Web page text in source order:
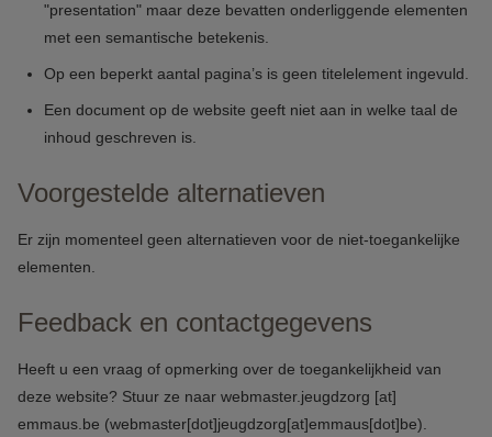
"presentation" maar deze bevatten onderliggende elementen
met een semantische betekenis.
Op een beperkt aantal pagina’s is geen titelelement ingevuld.
Een document op de website geeft niet aan in welke taal de
inhoud geschreven is.
Voorgestelde alternatieven
Er zijn momenteel geen alternatieven voor de niet-toegankelijke
elementen.
Feedback en contactgegevens
Heeft u een vraag of opmerking over de toegankelijkheid van
deze website? Stuur ze naar webmaster.jeugdzorg [at]
emmaus.be (webmaster[dot]jeugdzorg[at]emmaus[dot]be)